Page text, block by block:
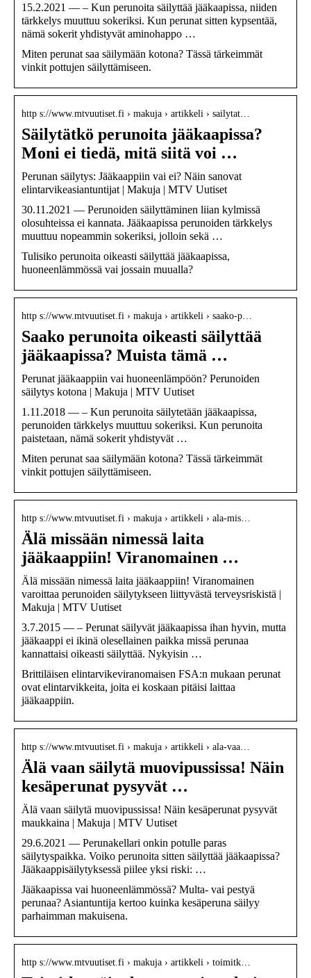
15.2.2021 — – Kun perunoita säilyttää jääkaapissa, niiden
tärkkelys muuttuu sokeriksi. Kun perunat sitten kypsentää,
nämä sokerit yhdistyvät aminohappo …
Miten perunat saa säilymään kotona? Tässä tärkeimmät
vinkit pottujen säilyttämiseen.
http s://www.mtvuutiset.fi › makuja › artikkeli › sailytat…
Säilytätkö perunoita jääkaapissa?
Moni ei tiedä, mitä siitä voi …
Perunan säilytys: Jääkaappiin vai ei? Näin sanovat
elintarvikeasiantuntijat | Makuja | MTV Uutiset
30.11.2021 — Perunoiden säilyttäminen liian kylmissä
olosuhteissa ei kannata. Jääkaapissa perunoiden tärkkelys
muuttuu nopeammin sokeriksi, jolloin sekä …
Tulisiko perunoita oikeasti säilyttää jääkaapissa,
huoneenlämmössä vai jossain muualla?
http s://www.mtvuutiset.fi › makuja › artikkeli › saako-p…
Saako perunoita oikeasti säilyttää
jääkaapissa? Muista tämä …
Perunat jääkaappiin vai huoneenlämpöön? Perunoiden
säilytys kotona | Makuja | MTV Uutiset
1.11.2018 — – Kun perunoita säilytetään jääkaapissa,
perunoiden tärkkelys muuttuu sokeriksi. Kun perunoita
paistetaan, nämä sokerit yhdistyvät …
Miten perunat saa säilymään kotona? Tässä tärkeimmät
vinkit pottujen säilyttämiseen.
http s://www.mtvuutiset.fi › makuja › artikkeli › ala-mis…
Älä missään nimessä laita
jääkaappiin! Viranomainen …
Älä missään nimessä laita jääkaappiin! Viranomainen
varoittaa perunoiden säilytykseen liittyvästä terveysriskistä |
Makuja | MTV Uutiset
3.7.2015 — – Perunat säilyvät jääkaapissa ihan hyvin, mutta
jääkaappi ei ikinä olesellainen paikka missä perunaa
kannattaisi oikeasti säilyttää. Nykyisin …
Brittiläisen elintarvikeviranomaisen FSA:n mukaan perunat
ovat elintarvikkeita, joita ei koskaan pitäisi laittaa
jääkaappiin.
http s://www.mtvuutiset.fi › makuja › artikkeli › ala-vaa…
Älä vaan säilytä muovipussissa! Näin
kesäperunat pysyvät …
Älä vaan säilytä muovipussissa! Näin kesäperunat pysyvät
maukkaina | Makuja | MTV Uutiset
29.6.2021 — Perunakellari onkin potulle paras
säilytyspaikka. Voiko perunoita sitten säilyttää jääkaapissa?
Jääkaappisäilytyksessä piilee yksi riski: …
Jääkaapissa vai huoneenlämmössä? Multa- vai pestyä
perunaa? Asiantuntija kertoo kuinka kesäperuna säilyy
parhaimman makuisena.
http s://www.mtvuutiset.fi › makuja › artikkeli › toimitk…